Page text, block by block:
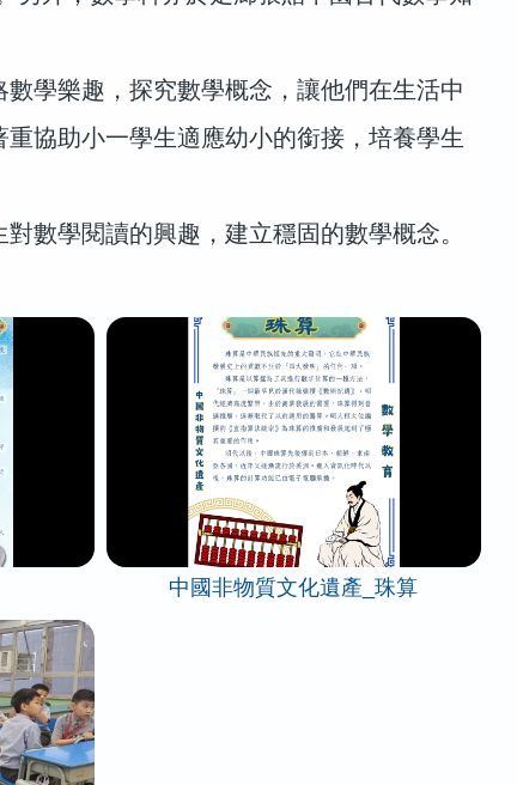
學樂趣，探究數學概念，讓他們在生活中
協助小一學生適應幼小的銜接，培養學生
數學閱讀的興趣，建立穩固的數學概念。
中國非物質文化遺產_珠算